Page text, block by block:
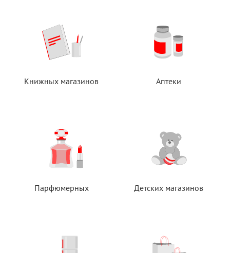
Книжных магазинов Аптеки
Парфюмерных Детских магазинов